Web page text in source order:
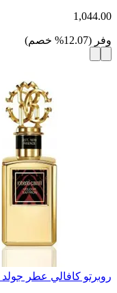
1,044.00
وفر (
12.07
% خصم)
روبرتو كافالي عطر جولد